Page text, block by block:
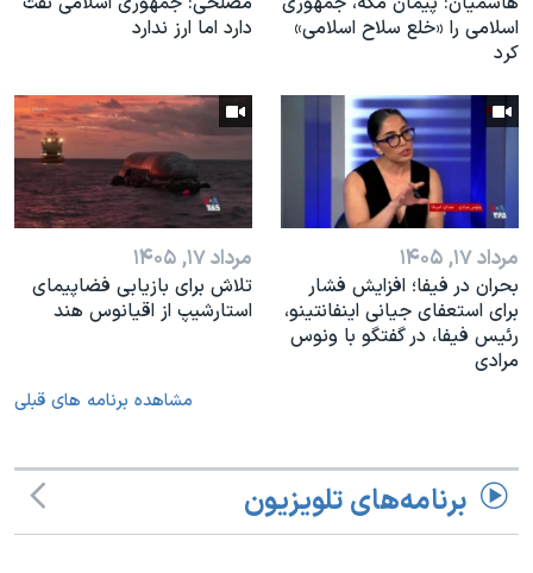
اسلامی را «خلع سلاح اسلامی»
کرد
دارد اما ارز ندارد
مرداد ۱۷, ۱۴۰۵
بحران در فیفا؛ افزایش فشار
برای استعفای جیانی اینفانتینو،
رئیس فیفا، در گفتگو با ونوس
مرادی
مرداد ۱۷, ۱۴۰۵
تلاش برای بازیابی فضاپیمای
استارشیپ از اقیانوس هند
مشاهده برنامه های قبلی
برنامه‌های تلویزیون